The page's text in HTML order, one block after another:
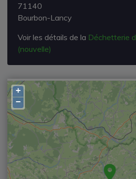
+
−
71140
Bourbon-Lancy
Voir les détails de la Déchetterie
(nouvelle)